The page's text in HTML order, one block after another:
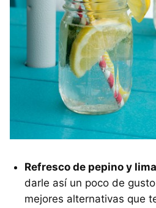
Refresco de pepino y
darle así un poco de
mejores alternativas que